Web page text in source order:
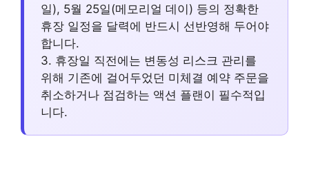
일), 5월 25일(메모리얼 데이) 등의 정확한
휴장 일정을 달력에 반드시 선반영해 두어야
합니다.
3. 휴장일 직전에는 변동성 리스크 관리를
위해 기존에 걸어두었던 미체결 예약 주문을
취소하거나 점검하는 액션 플랜이 필수적입
니다.